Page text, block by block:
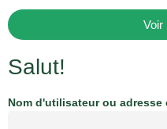
Voir
Salut!
Nom d'utilisateur ou adresse